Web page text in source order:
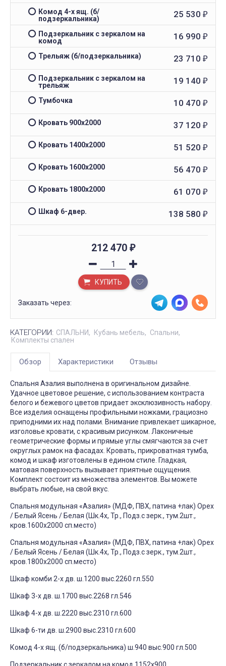
Комод 4-х ящ. (б/
подзеркальника)
25 530 ₽
Подзеркальник с зеркалом на
комод
16 990 ₽
Трельяж (б/подзеркальника) 23 710 ₽
Подзеркальник с зеркалом на
трельяж
19 140 ₽
Тумбочка 10 470 ₽
Кровать 900x2000 37 120 ₽
Кровать 1400x2000 51 520 ₽
Кровать 1600x2000 56 470 ₽
Кровать 1800x2000 61 070 ₽
Шкаф 6-двер. 138 580 ₽
212 470 ₽
КУПИТЬ
Заказать через:
КАТЕГОРИИ: СПАЛЬНИ Кубань мебель
Спальни
Комплекты спален
Обзор Характеристики Отзывы
Спальня Азалия выполнена в оригинальном дизайне.
Удачное цветовое решение, с использованием контраста
белого и бежевого цветов придает эксклюзивность набору.
Все изделия оснащены профильными ножками, грациозно
приподними их над полами. Внимание привлекает шикарное,
изголовье кровати, с красивым рисунком. Лаконичные
геометрические формы и прямые углы смягчаются за счет
округлых рамок на фасадах. Кровать, прикроватная тумба,
комод и шкаф изготовлены в едином стиле. Гладкая,
матовая поверхность вызывает приятные ощущения.
Комплект состоит из множества элементов. Вы можете
выбрать любые, на свой вкус.
Спальня модульная «Азалия» (МДФ, ПВХ, патина +лак) Орех
/ Белый Ясень / Белая (Шк.4х, Тр., Подз.с зерк., тум.2шт.,
кров.1600х2000 сп.место)
Спальня модульная «Азалия» (МДФ, ПВХ, патина +лак) Орех
/ Белый Ясень / Белая (Шк.4х, Тр., Подз.с зерк., тум.2шт.,
кров.1800х2000 сп.место)
Шкаф комби 2-х дв. ш.1200 выс.2260 гл.550
Шкаф 3-х дв. ш.1700 выс.2268 гл.546
Шкаф 4-х дв. ш.2220 выс.2310 гл.600
Шкаф 6-ти дв. ш.2900 выс.2310 гл.600
Комод 4-х ящ. (б/подзеркальника) ш.940 выс.900 гл.500